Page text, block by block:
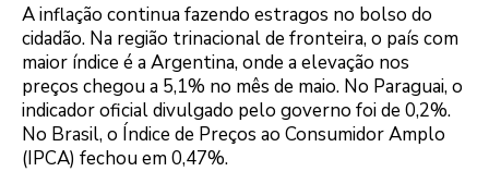
A inflação continua fazendo estragos no bolso do
cidadão. Na região trinacional de fronteira, o país com
maior índice é a Argentina, onde a elevação nos
preços chegou a 5,1% no mês de maio. No Paraguai, o
indicador oficial divulgado pelo governo foi de 0,2%.
No Brasil, o Índice de Preços ao Consumidor Amplo
(IPCA) fechou em 0,47%.